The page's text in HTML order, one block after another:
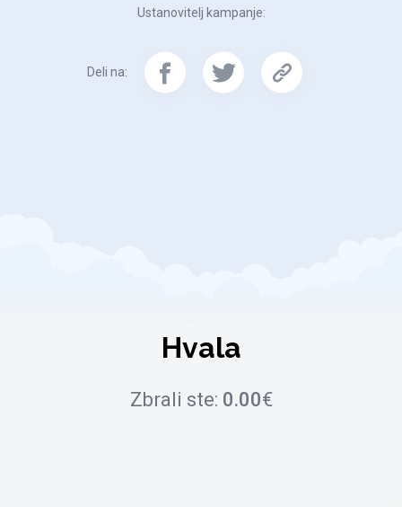
Ustanovitelj kampanje:
Deli na:
Hvala
Zbrali ste: 0.00€